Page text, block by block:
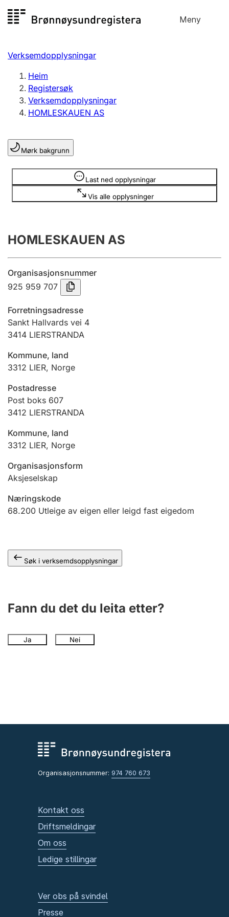
til
Meny
Registersøk
Aksjeselskap
Enkeltpersonføretak
Registrere, endre, slette
Lag og foreining
Registrere, endre, slette
Årsrekneskap
Innsending og forseinkingsgebyr
Jeger
Ektepaktrettleiaren
Verksemdopplysningar
Heim
Registersøk
Verksemdopplysningar
HOMLESKAUEN AS
Mørk bakgrunn
Last ned opplysningar
Vis alle opplysninger
Opplysninger er skjult
HOMLESKAUEN AS
Organisasjonsnummer
925 959 707
Forretningsadresse
Sankt Hallvards vei 4
3414 LIERSTRANDA
Kommune, land
3312 LIER, Norge
Postadresse
Post boks 607
3412 LIERSTRANDA
Kommune, land
3312 LIER, Norge
Organisasjonsform
Aksjeselskap
Næringskode
68.200 Utleige av eigen eller leigd fast eigedom
Søk i verksemdsopplysningar
Fann du det du leita etter?
Ja Nei
Organisasjonsnummer: 974 760 673
Kontakt oss
Driftsmeldingar
Om oss
Ledige stillingar
Ver obs på svindel
Presse